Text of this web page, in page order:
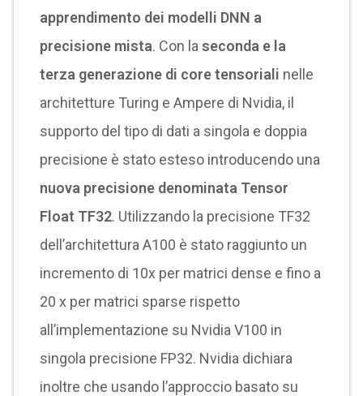
apprendimento dei modelli DNN a
precisione mista. Con la seconda e la
terza generazione di core tensoriali nelle
architetture Turing e Ampere di Nvidia, il
supporto del tipo di dati a singola e doppia
precisione è stato esteso introducendo una
nuova precisione denominata Tensor
Float TF32. Utilizzando la precisione TF32
dell’architettura A100 è stato raggiunto un
incremento di 10x per matrici dense e fino a
20 x per matrici sparse rispetto
all’implementazione su Nvidia V100 in
singola precisione FP32. Nvidia dichiara
inoltre che usando l’approccio basato su